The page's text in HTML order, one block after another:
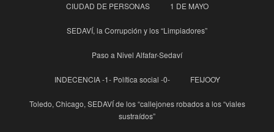
CIUDAD DE PERSONAS 1 DE MAYO
SEDAVÍ, la Corrupción y los “Limpiadores”
Paso a Nivel Alfafar-Sedaví
INDECENCIA -1- Política social -0- FEIJOOY
Toledo, Chicago, SEDAVÍ de los “callejones robados a los “viales
sustraídos”